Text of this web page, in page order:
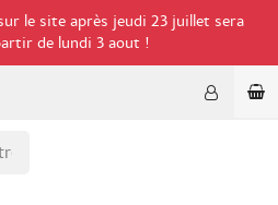
le site après jeudi 23 juillet sera
de lundi 3 aout !